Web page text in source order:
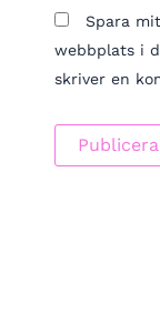
Spara
webbplats i
skriver en